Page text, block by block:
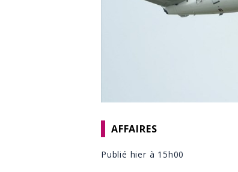
AFFAIRES
Publié hier à 15h00